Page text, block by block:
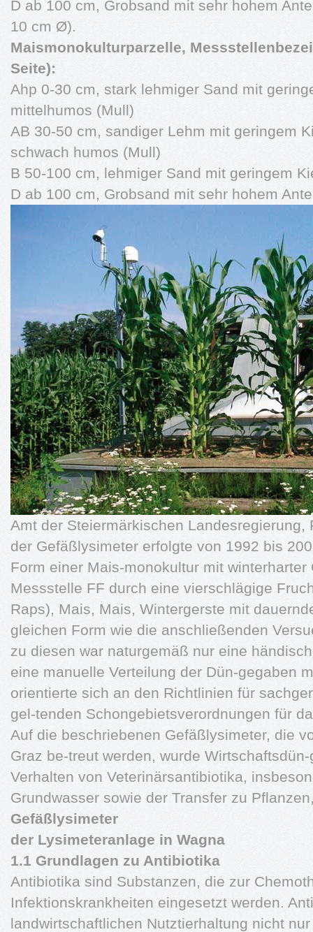
D ab 100 cm, Grobsand mit sehr hohem
10 cm Ø).
Maismonokulturparzelle,
Seite):
Ahp 0-30 cm, stark lehmiger Sand mit
mittelhumos (Mull)
AB 30-50 cm, sandiger Lehm mit geringem
schwach humos (Mull)
B 50-100 cm, lehmiger Sand mit geringem
D ab 100 cm, Grobsand mit sehr hohem
Amt der Steiermärkischen Landesregierung,
der Gefäßlysimeter erfolgte von 1992 bis
Form einer Mais-monokultur mit winterharter
Messstelle FF durch eine vierschlägige
Raps), Mais, Mais, Wintergerste mit
gleichen Form wie die anschließenden
zu diesen war naturgemäß nur eine
eine manuelle Verteilung der Dün-gegaben
orientierte sich an den Richtlinien für
gel-tenden Schongebietsverordnungen für
Auf die beschriebenen Gefäßlysimeter, die
Graz be-treut werden, wurde
Verhalten von Veterinärsantibiotika,
Grundwasser sowie der Transfer zu
Gefäßlysimeter
der Lysimeteranlage in Wagna
1.1 Grundlagen zu Antibiotika
Antibiotika sind Substanzen, die zur
Infektionskrankheiten eingesetzt werden.
landwirtschaftlichen Nutztierhaltung nicht